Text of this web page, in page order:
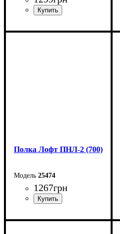
Ширина: 90 см
Полка Лофт ПНЛ-2 (700)
25474
1267грн
Ширина: 70 см